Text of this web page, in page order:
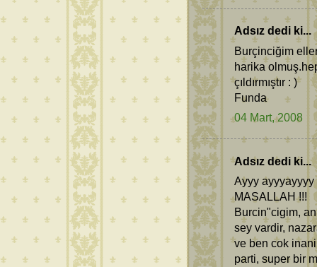
Adsız dedi ki...
Burçinciğim
harika
çıldırmıştır : )
Funda
04 Mart, 2008
Adsız dedi ki...
Ayyy
MASALLAH !!!
Burcin"cigim,
sey vardir,
ve ben cok
parti, super bir